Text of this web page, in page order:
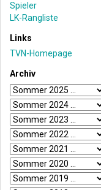
Spieler
LK-Rangliste
Links
TVN-Homepage
Archiv